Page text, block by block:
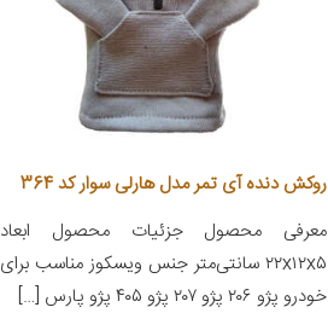
روکش دنده آی تمر مدل هارلی سوار کد 364
معرفی محصول جزئیات محصول ابعاد
۲۲x۱۲x۵ سانتی‌متر جنس ویسکوز مناسب برای
خودرو پژو ۲۰۶ پژو ۲۰۷ پژو ۴۰۵ پژو پارس […]